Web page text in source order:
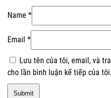
Name *
Email *
Lưu tên của tôi, email, và
cho lần bình luận kế tiếp của tôi.